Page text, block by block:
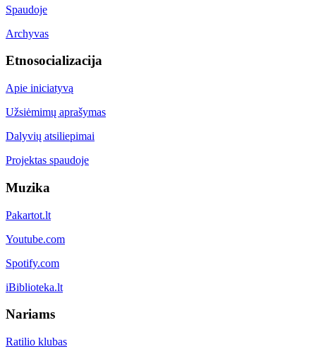
Spaudoje
Archyvas
Etnosocializacija
Apie iniciatyvą
Užsiėmimų aprašymas
Dalyvių atsiliepimai
Projektas spaudoje
Muzika
Pakartot.lt
Youtube.com
Spotify.com
iBiblioteka.lt
Nariams
Ratilio klubas